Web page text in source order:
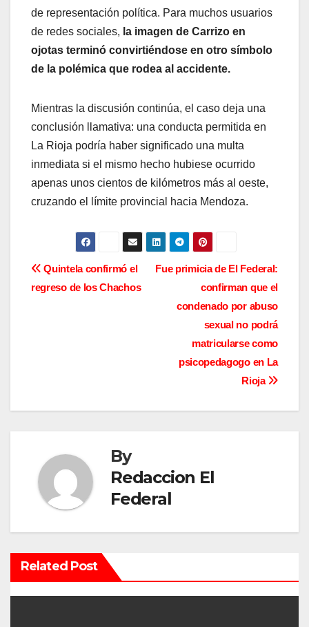
de representación política. Para muchos usuarios
de redes sociales, la imagen de Carrizo en
ojotas terminó convirtiéndose en otro símbolo
de la polémica que rodea al accidente.
Mientras la discusión continúa, el caso deja una
conclusión llamativa: una conducta permitida en
La Rioja podría haber significado una multa
inmediata si el mismo hecho hubiese ocurrido
apenas unos cientos de kilómetros más al oeste,
cruzando el límite provincial hacia Mendoza.
N
a
a
ó
n
d
e
Fue primicia de El Federal:
confirman que el
condenado por abuso
sexual no podrá
matricularse como
psicopedagogo en La
Rioja
Quintela confirmó el
regreso de los Chachos
By
Redaccion El
Federal
Related Post